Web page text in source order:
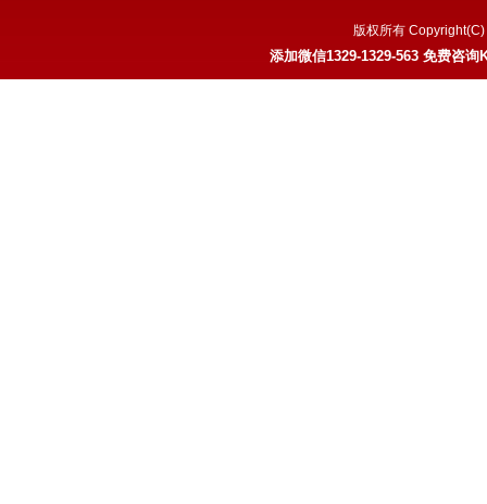
版权所有
添加微信1329-1329-563 免费咨询